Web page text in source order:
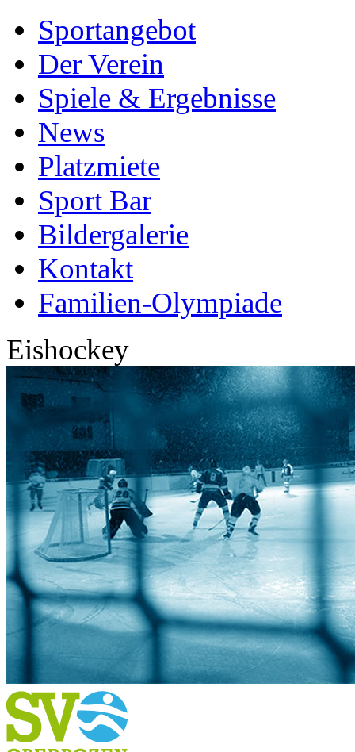
Sportangebot
Der Verein
Spiele & Ergebnisse
News
Platzmiete
Sport Bar
Bildergalerie
Kontakt
Familien-Olympiade
Eishockey